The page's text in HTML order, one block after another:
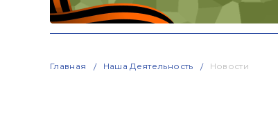
Главная Наша Деятельность Новости